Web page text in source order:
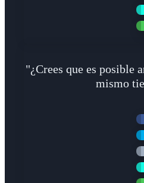
"¿Crees que es posible
mismo